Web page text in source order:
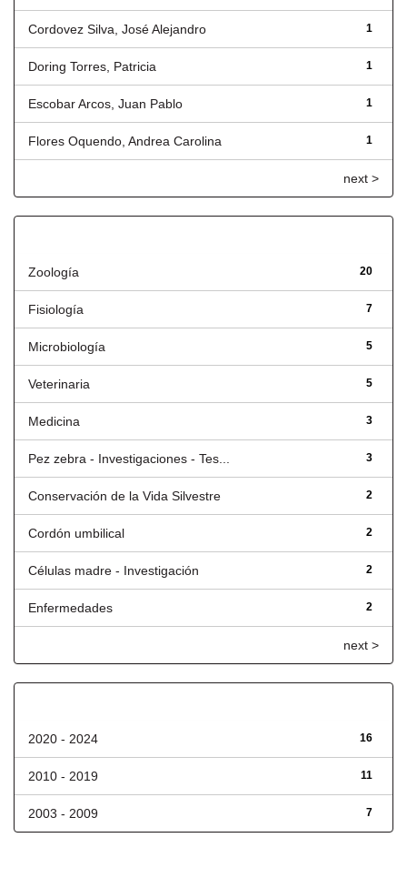
1
Cordovez Silva, José Alejandro
1
Doring Torres, Patricia
1
Escobar Arcos, Juan Pablo
1
Flores Oquendo, Andrea Carolina
next >
20
Zoología
7
Fisiología
5
Microbiología
5
Veterinaria
3
Medicina
3
Pez zebra - Investigaciones - Tes...
2
Conservación de la Vida Silvestre
2
Cordón umbilical
2
Células madre - Investigación
2
Enfermedades
next >
16
2020 - 2024
11
2010 - 2019
7
2003 - 2009